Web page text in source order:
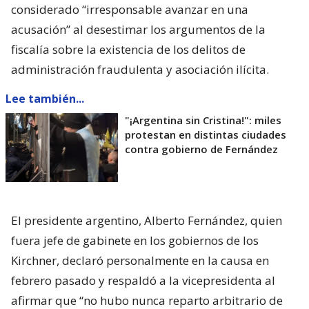
considerado “irresponsable avanzar en una
acusación” al desestimar los argumentos de la
fiscalía sobre la existencia de los delitos de
administración fraudulenta y asociación ilícita.
Lee también...
"¡Argentina sin Cristina!": miles
protestan en distintas ciudades
contra gobierno de Fernández
El presidente argentino, Alberto Fernández, quien
fuera jefe de gabinete en los gobiernos de los
Kirchner, declaró personalmente en la causa en
febrero pasado y respaldó a la vicepresidenta al
afirmar que “no hubo nunca reparto arbitrario de